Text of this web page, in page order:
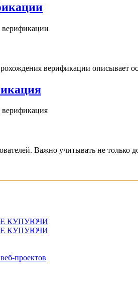
верификации
верификации описывает
Важно учитывать не только
КУПУЮЧИ
КУПУЮЧИ
проектов